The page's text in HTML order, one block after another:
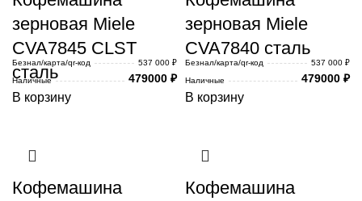
зерновая Miele
CVA7845 CLST
сталь
Безнал/карта/qr-код
537 000 ₽
Наличные
479000 ₽
В корзину
зерновая Miele
CVA7840 сталь
Безнал/карта/qr-код
537 000 ₽
Наличные
479000 ₽
В корзину
Кофемашина
Кофемашина